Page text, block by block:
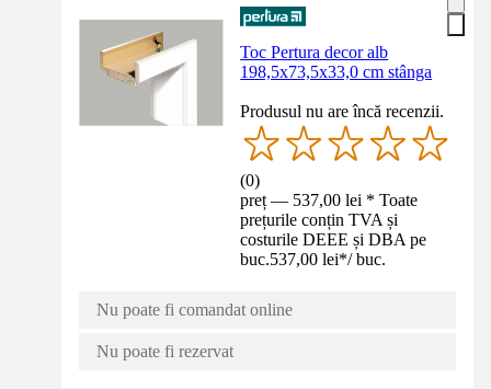
Toc Pertura decor alb
198,5x73,5x33,0 cm stânga
Produsul nu are încă recenzii.
(0)
preț — 537,00 lei * Toate
prețurile conțin TVA și
costurile DEEE și DBA pe
buc.537,00 lei*/ buc.
Nu poate fi comandat online
Nu poate fi rezervat